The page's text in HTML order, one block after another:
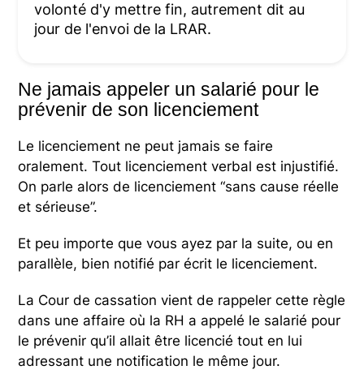
volonté d'y mettre fin, autrement dit au
jour de l'envoi de la LRAR.
Ne jamais appeler un salarié pour le
prévenir de son licenciement
Le licenciement ne peut jamais se faire
oralement. Tout licenciement verbal est injustifié.
On parle alors de licenciement “sans cause réelle
et sérieuse”.
Et peu importe que vous ayez par la suite, ou en
parallèle, bien notifié par écrit le licenciement.
La Cour de cassation vient de rappeler cette règle
dans une affaire où la RH a appelé le salarié pour
le prévenir qu’il allait être licencié tout en lui
adressant une notification le même jour.